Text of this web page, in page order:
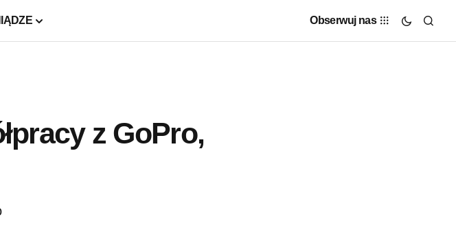
Obserwuj nas
z GoPro,